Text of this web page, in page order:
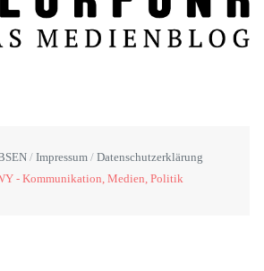
Impressum
Datenschutzerklärung
- Kommunikation, Medien, Politik